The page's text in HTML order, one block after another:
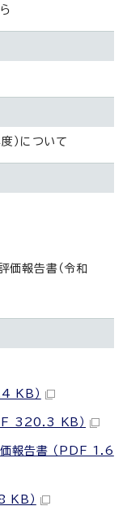
）について
価報告書（令和
KB）
320.3 KB）
報告書 （PDF 1.6
KB）